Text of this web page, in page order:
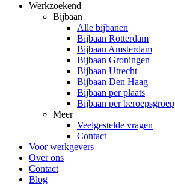
Werkzoekend
Bijbaan
Alle bijbanen
Bijbaan Rotterdam
Bijbaan Amsterdam
Bijbaan Groningen
Bijbaan Utrecht
Bijbaan Den Haag
Bijbaan per plaats
Bijbaan per beroepsgroep
Meer
Veelgestelde vragen
Contact
Voor werkgevers
Over ons
Contact
Blog